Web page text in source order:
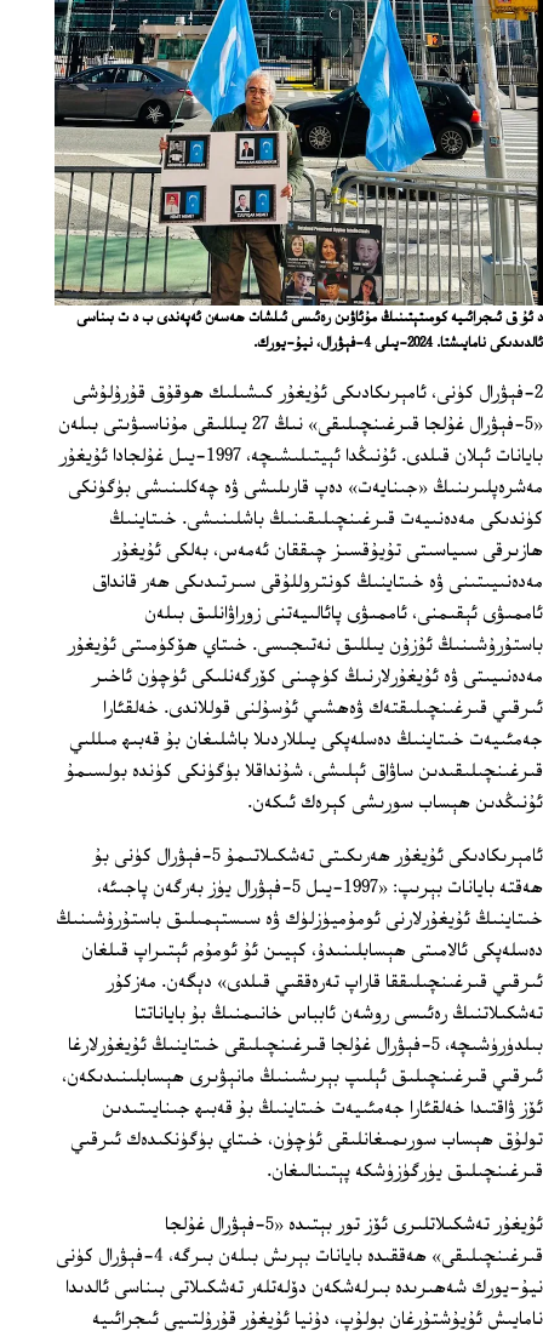
د ئۇ ق ئىجرائىيە كومىتېتىنىڭ مۇئاۋىن رەئىسى ئىلشات ھەسەن ئەپەندى ب د ت بىناسى
ئالدىدىكى نامايىشتا. 2024-يىلى 4-فېۋرال، نيۇ-يورك.
2-فېۋرال كۈنى، ئامېرىكادىكى ئۇيغۇر كىشىلىك ھوقۇق قۇرۇلۇشى
«5-فېۋرال غۇلجا قىرغىنچىلىقى» نىڭ 27 يىللىقى مۇناسىۋىتى بىلەن
بايانات ئېلان قىلدى. ئۇنىڭدا ئېيتىلىشىچە، 1997-يىل غۇلجادا ئۇيغۇر
مەشرەپلىرىنىڭ «جىنايەت» دەپ قارىلىشى ۋە چەكلىنىشى بۈگۈنكى
كۈندىكى مەدەنىيەت قىرغىنچىلىقىنىڭ باشلىنىشى. خىتاينىڭ
ھازىرقى سىياسىتى تۇيۇقسىز چىققان ئەمەس، بەلكى ئۇيغۇر
مەدەنىيىتىنى ۋە خىتاينىڭ كونتروللۇقى سىرتىدىكى ھەر قانداق
ئاممىۋى ئېقىمنى، ئاممىۋى پائالىيەتنى زوراۋانلىق بىلەن
باستۇرۇشىنىڭ ئۇزۇن يىللىق نەتىجىسى. خىتاي ھۆكۈمىتى ئۇيغۇر
مەدەنىيىتى ۋە ئۇيغۇرلارنىڭ كۈچىنى كۆرگەنلىكى ئۈچۈن ئاخىر
ئىرقىي قىرغىنچىلىقتەك ۋەھشىي ئۇسۇلنى قوللاندى. خەلقئارا
جەمئىيەت خىتاينىڭ دەسلەپكى يىللاردىلا باشلىغان بۇ قەبىھ مىللىي
قىرغىنچىلىقىدىن ساۋاق ئېلىشى، شۇنداقلا بۈگۈنكى كۈندە بولسىمۇ
ئۇنىڭدىن ھېساب سورىشى كېرەك ئىكەن.
ئامېرىكادىكى ئۇيغۇر ھەرىكىتى تەشكىلاتىمۇ 5-فېۋرال كۈنى بۇ
ھەقتە بايانات بېرىپ: «1997-يىل 5-فېۋرال يۈز بەرگەن پاجىئە،
خىتاينىڭ ئۇيغۇرلارنى ئومۇميۈزلۈك ۋە سىستېمىلىق باستۇرۇشىنىڭ
دەسلەپكى ئالامىتى ھېسابلىنىدۇ، كېيىن ئۇ ئومۇم ئېتىراپ قىلغان
ئىرقىي قىرغىنچىلىققا قاراپ تەرەققىي قىلدى» دېگەن. مەزكۇر
تەشكىلاتنىڭ رەئىسى روشەن ئابباس خانىمنىڭ بۇ باياناتتا
بىلدۈرۈشىچە، 5-فېۋرال غۇلجا قىرغىنچىلىقى خىتاينىڭ ئۇيغۇرلارغا
ئىرقىي قىرغىنچىلىق ئېلىپ بېرىشىنىڭ مانېۋىرى ھېسابلىنىدىكەن،
ئۆز ۋاقتىدا خەلقئارا جەمئىيەت خىتاينىڭ بۇ قەبىھ جىنايىتىدىن
تولۇق ھېساب سورىمىغانلىقى ئۈچۈن، خىتاي بۈگۈنكىدەك ئىرقىي
قىرغىنچىلىق يۈرگۈزۈشكە پېتىنالىغان.
ئۇيغۇر تەشكىلاتلىرى ئۆز تور بېتىدە «5-فېۋرال غۇلجا
قىرغىنچىلىقى» ھەققىدە بايانات بېرىش بىلەن بىرگە، 4-فېۋرال كۈنى
نيۇ-يورك شەھىرىدە بىرلەشكەن دۆلەتلەر تەشكىلاتى بىناسى ئالدىدا
نامايىش ئۇيۇشتۇرغان بولۇپ، دۇنيا ئۇيغۇر قۇرۇلتىيى ئىجرائىيە